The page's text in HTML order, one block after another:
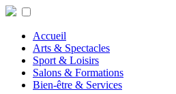
Accueil
Arts & Spectacles
Sport & Loisirs
Salons & Formations
Bien-être & Services